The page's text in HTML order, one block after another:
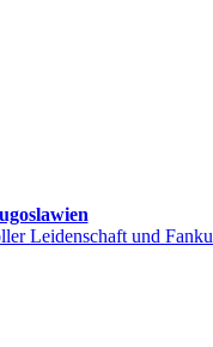
Leidenschaft und